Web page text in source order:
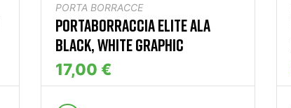
PORTA BORRACCE
PORTABORRACCIA ELITE ALA
BLACK, WHITE GRAPHIC
17,00 €